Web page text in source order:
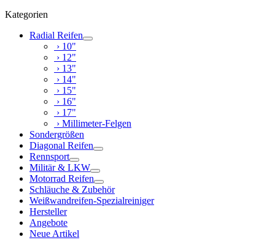
Kategorien
Radial Reifen
› 10"
› 12"
› 13"
› 14"
› 15"
› 16"
› 17"
› Millimeter-Felgen
Sondergrößen
Diagonal Reifen
Rennsport
Militär & LKW
Motorrad Reifen
Schläuche & Zubehör
Weißwandreifen-Spezialreiniger
Hersteller
Angebote
Neue Artikel